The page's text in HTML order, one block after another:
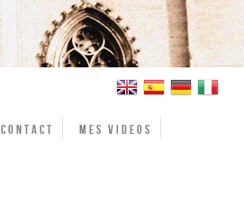
Contact Mes videos